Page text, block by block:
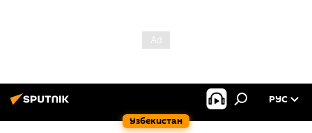
Узбекистан
РУС